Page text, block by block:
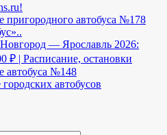
пригородного автобуса №178
— Ярославль 2026:
₽ | Расписание, остановки
автобуса №148
автобусов